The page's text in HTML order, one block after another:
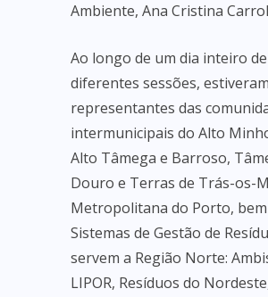
Ambiente, Ana Cristina
Ao longo de um dia inteiro
diferentes sessões,
representantes das
intermunicipais do Alto
Alto Tâmega e Barroso,
Douro e Terras de Trás-os-
Metropolitana do Porto,
Sistemas de Gestão de
servem a Região Norte:
LIPOR, Resíduos do